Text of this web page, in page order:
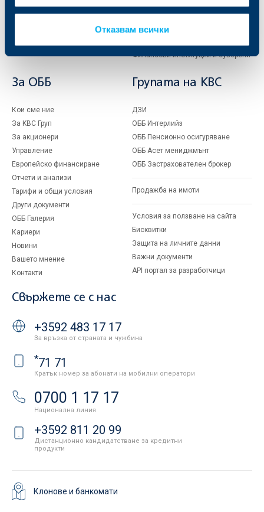
Отказвам всички
Застраховки
Актуализация на клиентски данни
и попечителски услуги
Факторинг
Финансови институции и суверени
За ОББ
Кои сме ние
За KBC Груп
За акционери
Управление
Европейско финансиране
Отчети и анализи
Тарифи и общи условия
Други документи
ОББ Галерия
Кариери
Новини
Вашето мнение
Контакти
Групата на KBC
ДЗИ
ОББ Интерлийз
ОББ Пенсионно осигуряване
ОББ Асет мениджмънт
ОББ Застрахователен брокер
Продажба на имоти
Условия за ползване на сайта
Бисквитки
Защита на личните данни
Важни документи
API портал за разработчици
Свържете се с нас
+3592 483 17 17
За връзка от страната и чужбина
*71 71
Кратък номер за абонати на мобилни оператори
0700 1 17 17
Национална линия
+3592 811 20 99
Дистанционно кандидатстване за кредитни
продукти
Клонове и банкомати